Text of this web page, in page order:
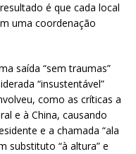
é que cada local
uma coordenação
saída “sem traumas”
“insustentável”
como as críticas a
e à China, causando
e a chamada “ala
substituto “à altura” e